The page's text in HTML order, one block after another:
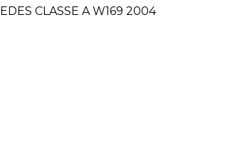
CLASSE A W169 2004